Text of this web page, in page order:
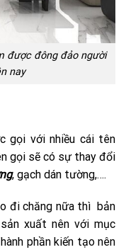
được đông đảo người
nay
gọi với nhiều cái tên
gọi sẽ có sự thay đổi
, gạch dán tường,….
đi chăng nữa thì bản
xuất nên với mục
phần kiến tạo nên